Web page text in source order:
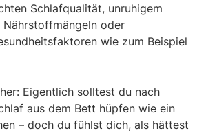
Schlafqualität, unruhigem
Nährstoffmängeln oder
wie zum Beispiel
Eigentlich solltest du nach
aus dem Bett hüpfen wie ein
– doch du fühlst dich, als hättest